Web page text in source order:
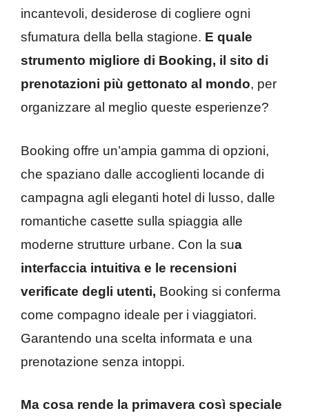
incantevoli, desiderose di cogliere ogni
sfumatura della bella stagione. E quale
strumento migliore di Booking, il sito di
prenotazioni più gettonato al mondo, per
organizzare al meglio queste esperienze?
Booking offre un’ampia gamma di opzioni,
che spaziano dalle accoglienti locande di
campagna agli eleganti hotel di lusso, dalle
romantiche casette sulla spiaggia alle
moderne strutture urbane. Con la sua
interfaccia intuitiva e le recensioni
verificate degli utenti, Booking si conferma
come compagno ideale per i viaggiatori.
Garantendo una scelta informata e una
prenotazione senza intoppi.
Ma cosa rende la primavera così speciale